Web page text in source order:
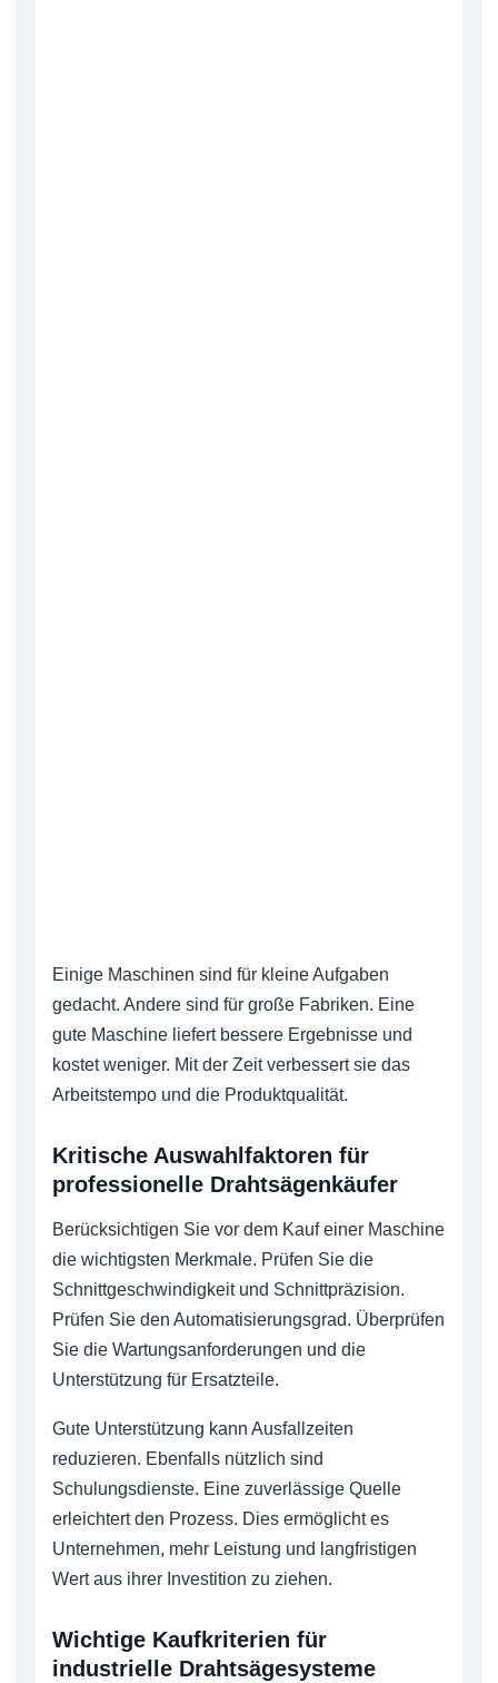
Einige Maschinen sind für kleine Aufgaben
gedacht. Andere sind für große Fabriken. Eine
gute Maschine liefert bessere Ergebnisse und
kostet weniger. Mit der Zeit verbessert sie das
Arbeitstempo und die Produktqualität.
Kritische Auswahlfaktoren für
professionelle Drahtsägenkäufer
Berücksichtigen Sie vor dem Kauf einer Maschine
die wichtigsten Merkmale. Prüfen Sie die
Schnittgeschwindigkeit und Schnittpräzision.
Prüfen Sie den Automatisierungsgrad. Überprüfen
Sie die Wartungsanforderungen und die
Unterstützung für Ersatzteile.
Gute Unterstützung kann Ausfallzeiten
reduzieren. Ebenfalls nützlich sind
Schulungsdienste. Eine zuverlässige Quelle
erleichtert den Prozess. Dies ermöglicht es
Unternehmen, mehr Leistung und langfristigen
Wert aus ihrer Investition zu ziehen.
Wichtige Kaufkriterien für
industrielle Drahtsägesysteme